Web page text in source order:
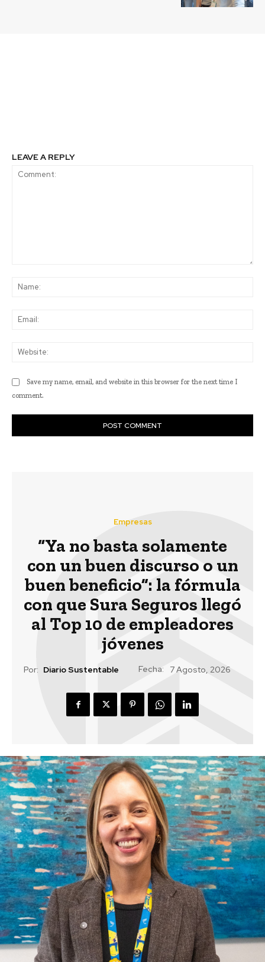
LEAVE A REPLY
Save my name, email, and website in this browser for the next time I
comment.